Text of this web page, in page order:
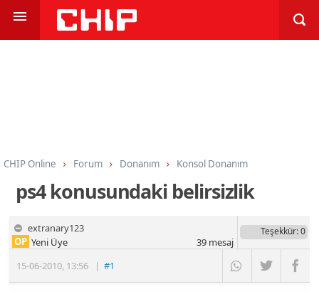
CHIP Online Forum Donanım Konsol Donanım
ps4 konusundaki belirsizlik
extranary123
15-06-2010, 13:56 |#1
OP Yeni Üye
Teşekkür: 0
39mesaj